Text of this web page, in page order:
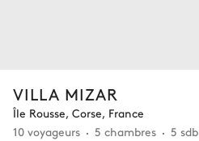
VILLA MIZAR
Île Rousse, Corse, France
10 voyageurs
5 chambres 5 sdb